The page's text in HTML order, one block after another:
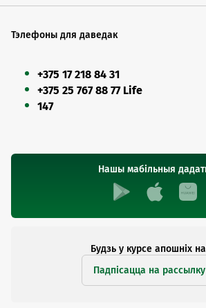
Тэлефоны для даведак
+375 17 218 84 31
+375 25 767 88 77 Life
147
Нашы мабільныя
Будзь у курсе апошніх
Падпісацца на рассылку